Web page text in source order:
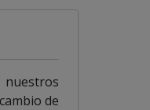
de